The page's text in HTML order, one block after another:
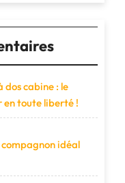
dos cabine : le
en toute liberté !
compagnon idéal